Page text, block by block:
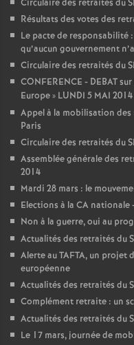
Circulaire des retraités du
Résultats des votes des
Le pacte de responsabilité
qu’aucun gouvernement
Circulaire des retraités du
CONFERENCE - DEBATsur
Europe» LUNDI 5 MAI 2014
Appel à la mobilisation
Paris
Circulaire des retraités du
Assemblée générale des
2014
Mardi 28 mars : le
Elections à la CA nationale
Non à la guerre, oui au
Actualités des retraités du
Alerte auTAFTA, un projet
européenne
Actualités des retraités du
Complément retraite : un
Actualités des retraités du
Le 17 mars, journée de